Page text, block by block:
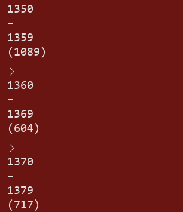
1350
–
1359
(1089)
1360
–
1369
(604)
1370
–
1379
(717)